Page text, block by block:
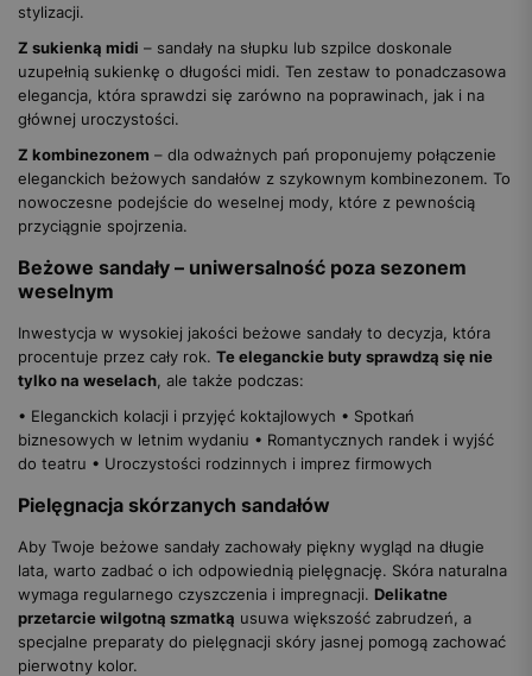
stylizacji.
Z sukienką midi – sandały na słupku lub szpilce doskonale
uzupełnią sukienkę o długości midi. Ten zestaw to ponadczasowa
elegancja, która sprawdzi się zarówno na poprawinach, jak i na
głównej uroczystości.
Z kombinezonem – dla odważnych pań proponujemy połączenie
eleganckich beżowych sandałów z szykownym kombinezonem. To
nowoczesne podejście do weselnej mody, które z pewnością
przyciągnie spojrzenia.
Beżowe sandały – uniwersalność poza sezonem
weselnym
Inwestycja w wysokiej jakości beżowe sandały to decyzja, która
procentuje przez cały rok. Te eleganckie buty sprawdzą się nie
tylko na weselach , ale także podczas:
• Eleganckich kolacji i przyjęć koktajlowych • Spotkań
biznesowych w letnim wydaniu • Romantycznych randek i wyjść
do teatru • Uroczystości rodzinnych i imprez firmowych
Pielęgnacja skórzanych sandałów
Aby Twoje beżowe sandały zachowały piękny wygląd na długie
lata, warto zadbać o ich odpowiednią pielęgnację. Skóra naturalna
wymaga regularnego czyszczenia i impregnacji. Delikatne
przetarcie wilgotną szmatką usuwa większość zabrudzeń, a
specjalne preparaty do pielęgnacji skóry jasnej pomogą zachować
pierwotny kolor.